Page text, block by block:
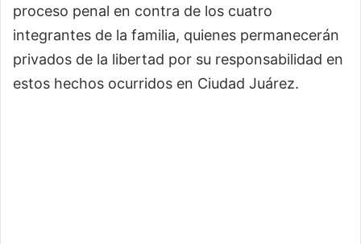
proceso penal en contra de los cuatro
integrantes de la familia, quienes permanecerán
privados de la libertad por su responsabilidad en
estos hechos ocurridos en Ciudad Juárez.